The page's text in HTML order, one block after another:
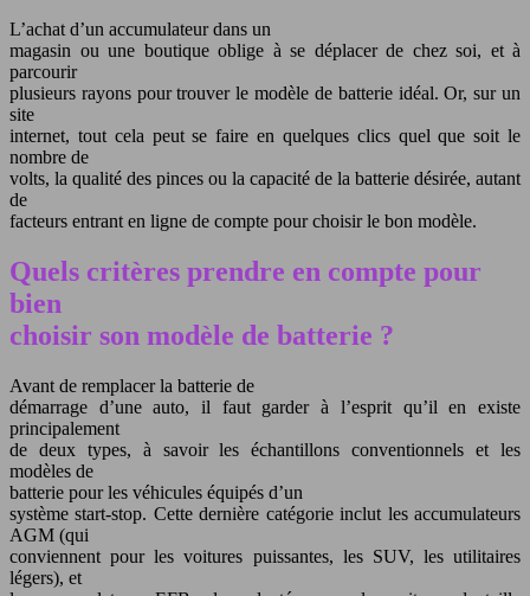
L’achat d’un accumulateur dans un
magasin ou une boutique oblige à se déplacer de chez soi, et à
parcourir
plusieurs rayons pour trouver le modèle de batterie idéal. Or, sur un
site
internet, tout cela peut se faire en quelques clics quel que soit le
nombre de
volts, la qualité des pinces ou la capacité de la batterie désirée, autant
de
facteurs entrant en ligne de compte pour choisir le bon modèle.
Quels critères prendre en compte pour
bien
choisir son modèle de batterie ?
Avant de remplacer la batterie de
démarrage d’une auto, il faut garder à l’esprit qu’il en existe
principalement
de deux types, à savoir les échantillons conventionnels et les
modèles de
batterie pour les véhicules équipés d’un
système start-stop. Cette dernière catégorie inclut les accumulateurs
AGM (qui
conviennent pour les voitures puissantes, les SUV, les utilitaires
légers), et